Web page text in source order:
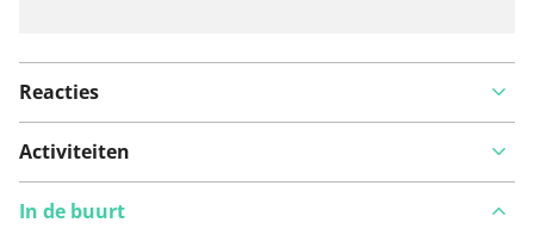
Reacties
Activiteiten
In de buurt